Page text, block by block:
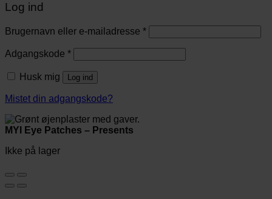
Log ind
Brugernavn eller e-mailadresse *
Adgangskode *
Husk mig Log ind
Mistet din adgangskode?
MYI Eye Patches – Presents
Ikke på lager